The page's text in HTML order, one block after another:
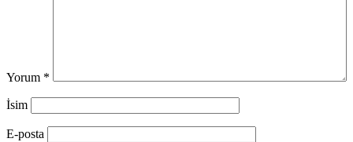
Yorum *
İsim
E-posta